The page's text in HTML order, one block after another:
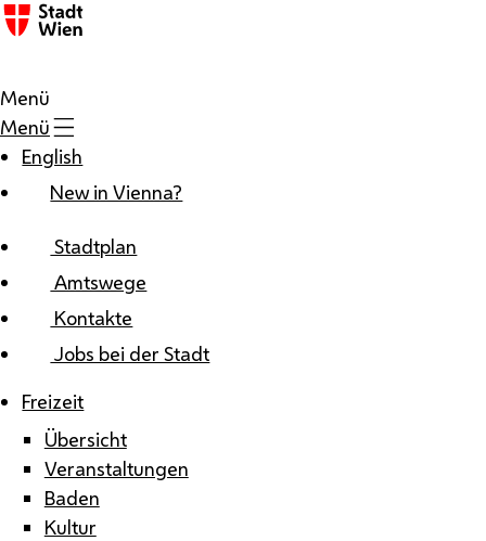
Zum Inhalt
Menü
Menü
English
New in Vienna?
Stadtplan
Amtswege
Kontakte
Jobs bei der Stadt
Freizeit
Übersicht
Veranstaltungen
Baden
Kultur